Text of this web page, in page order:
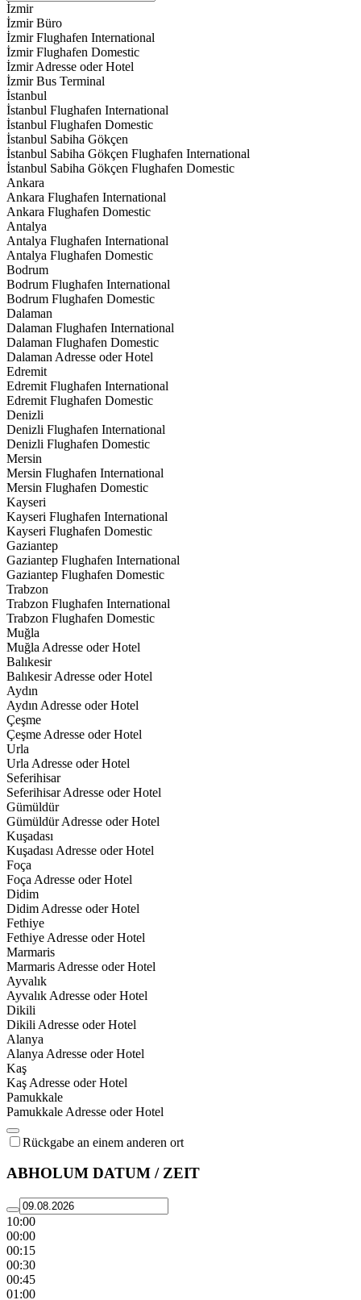
İzmir
İzmir Büro
İzmir Flughafen International
İzmir Flughafen Domestic
İzmir Adresse oder Hotel
İzmir Bus Terminal
İstanbul
İstanbul Flughafen International
İstanbul Flughafen Domestic
İstanbul Sabiha Gökçen
İstanbul Sabiha Gökçen Flughafen International
İstanbul Sabiha Gökçen Flughafen Domestic
Ankara
Ankara Flughafen International
Ankara Flughafen Domestic
Antalya
Antalya Flughafen International
Antalya Flughafen Domestic
Bodrum
Bodrum Flughafen International
Bodrum Flughafen Domestic
Dalaman
Dalaman Flughafen International
Dalaman Flughafen Domestic
Dalaman Adresse oder Hotel
Edremit
Edremit Flughafen International
Edremit Flughafen Domestic
Denizli
Denizli Flughafen International
Denizli Flughafen Domestic
Mersin
Mersin Flughafen International
Mersin Flughafen Domestic
Kayseri
Kayseri Flughafen International
Kayseri Flughafen Domestic
Gaziantep
Gaziantep Flughafen International
Gaziantep Flughafen Domestic
Trabzon
Trabzon Flughafen International
Trabzon Flughafen Domestic
Muğla
Muğla Adresse oder Hotel
Balıkesir
Balıkesir Adresse oder Hotel
Aydın
Aydın Adresse oder Hotel
Çeşme
Çeşme Adresse oder Hotel
Urla
Urla Adresse oder Hotel
Seferihisar
Seferihisar Adresse oder Hotel
Gümüldür
Gümüldür Adresse oder Hotel
Kuşadası
Kuşadası Adresse oder Hotel
Foça
Foça Adresse oder Hotel
Didim
Didim Adresse oder Hotel
Fethiye
Fethiye Adresse oder Hotel
Marmaris
Marmaris Adresse oder Hotel
Ayvalık
Ayvalık Adresse oder Hotel
Dikili
Dikili Adresse oder Hotel
Alanya
Alanya Adresse oder Hotel
Kaş
Kaş Adresse oder Hotel
Pamukkale
Pamukkale Adresse oder Hotel
Rückgabe an einem anderen ort
ABHOLUM DATUM / ZEIT
10:00
00:00
00:15
00:30
00:45
01:00